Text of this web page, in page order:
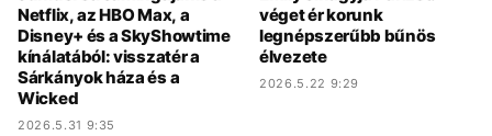
Netflix, az HBO Max, a
Disney+ és a SkyShowtime
kínálatából: visszatér a
Sárkányok háza és a
Wicked
2026.5.31 9:35
véget ér korunk
legnépszerűbb bűnös
élvezete
2026.5.22 9:29